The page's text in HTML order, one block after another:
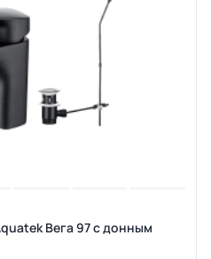
Вега 97 с донным